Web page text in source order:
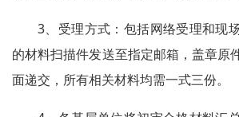
3、受理方式：包括网络受理和现
的材料扫描件发送至指定邮箱，盖章原
面递交，所有相关材料均需一式三份。